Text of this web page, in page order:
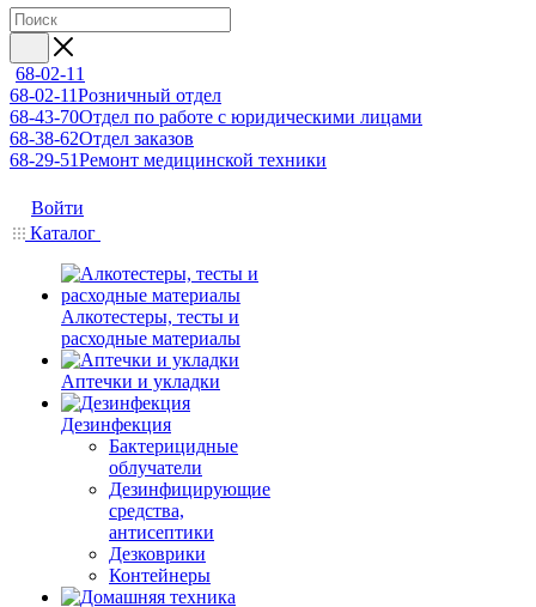
68-02-11
68-02-11Розничный отдел
68-43-70Отдел по работе с юридическими лицами
68-38-62Отдел заказов
68-29-51Ремонт медицинской техники
Войти
Каталог
Алкотестеры, тесты и
расходные материалы
Аптечки и укладки
Дезинфекция
Бактерицидные
облучатели
Дезинфицирующие
средства,
антисептики
Дезковрики
Контейнеры